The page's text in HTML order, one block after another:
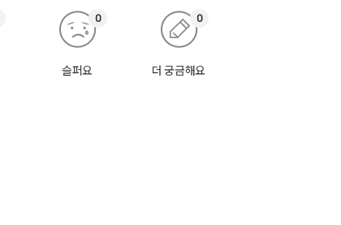
슬퍼요
0
더 궁금해요
0